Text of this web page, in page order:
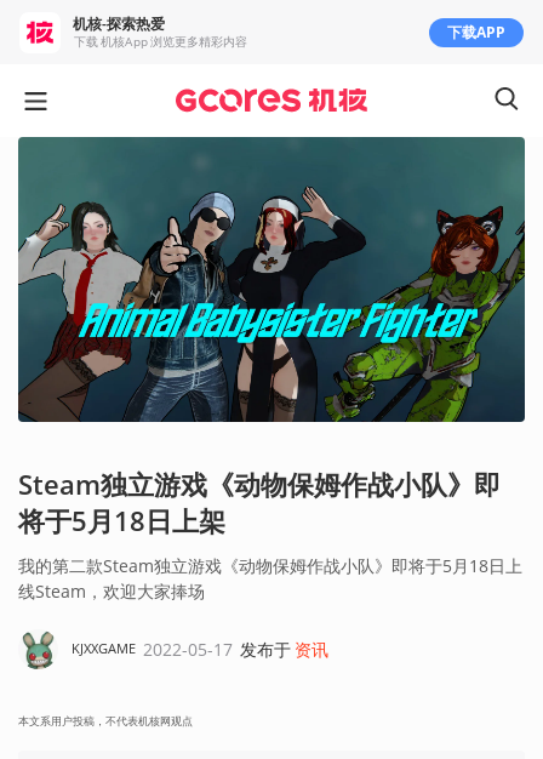
Steam独立游戏《动物保姆作战小队》即
将于5月18日上架
我的第二款Steam独立游戏《动物保姆作战小队》即将于5月18日上
线Steam，欢迎大家捧场
KJXXGAME 2022-05-17 发布于 资讯
本文系用户投稿，不代表机核网观点
机核-探索热爱
下载 机核App 浏览更多精彩内容 下载APP